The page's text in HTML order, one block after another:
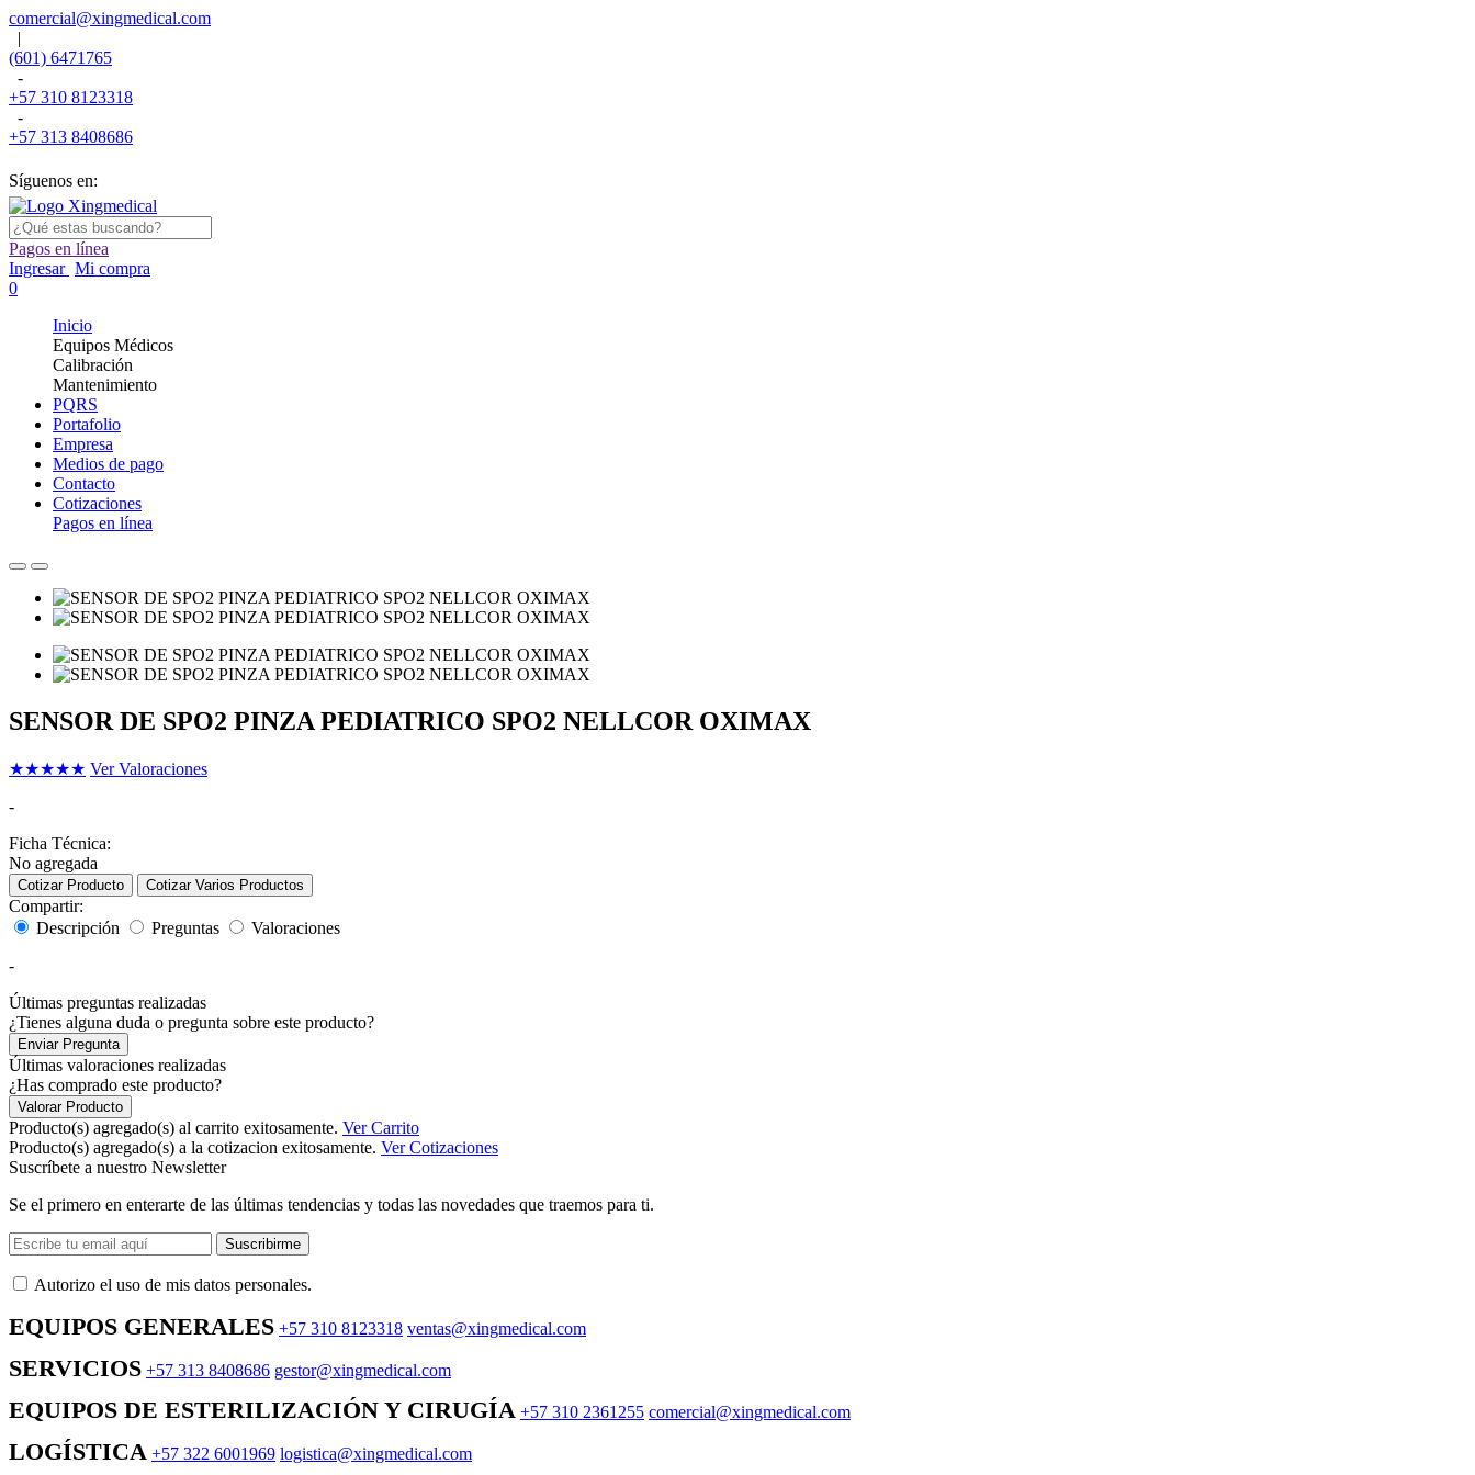
comercial@xingmedical.com
|
(601) 6471765
-
+57 310 8123318
-
+57 313 8408686
Síguenos en:
Pagos en línea
Ingresar Mi compra
0
Inicio
Equipos Médicos
Calibración
Mantenimiento
PQRS
Portafolio
Empresa
Medios de pago
Contacto
Cotizaciones
Pagos en línea
SENSOR DE SPO2 PINZA PEDIATRICO SPO2 NELLCOR OXIMAX
★★★★★ Ver Valoraciones
-
Ficha Técnica:
No agregada
Cotizar Producto Cotizar Varios Productos
Compartir:
Descripción
Preguntas
Valoraciones
-
Últimas preguntas realizadas
¿Tienes alguna duda o pregunta sobre este producto?
Enviar Pregunta
Últimas valoraciones realizadas
¿Has comprado este producto?
Valorar Producto
Producto(s) agregado(s) al carrito exitosamente. Ver Carrito
Producto(s) agregado(s) a la cotizacion exitosamente. Ver Cotizaciones
Suscríbete a nuestro Newsletter
Se el primero en enterarte de las últimas tendencias y todas las novedades que traemos para ti.
Suscribirme
Autorizo ​​el uso de mis datos personales.
EQUIPOS GENERALES +57 310 8123318 ventas@xingmedical.com
SERVICIOS +57 313 8408686 gestor@xingmedical.com
EQUIPOS DE ESTERILIZACIÓN Y CIRUGÍA +57 310 2361255 comercial@xingmedical.com
LOGÍSTICA +57 322 6001969 logistica@xingmedical.com